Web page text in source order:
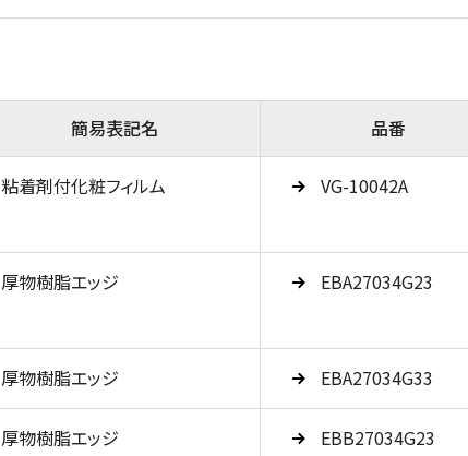
簡易表記名 品番
粘着剤付化粧フィルム VG-10042A
厚物樹脂エッジ EBA27034G23
厚物樹脂エッジ EBA27034G33
厚物樹脂エッジ EBB27034G23